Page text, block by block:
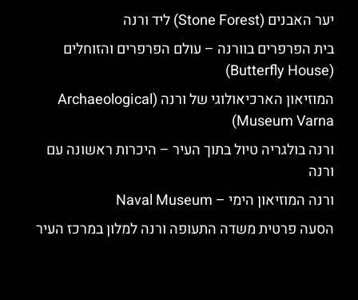
יער האבנים (Stone Forest) ליד ורנה
בית הפרפרים בוורנה – עולם הפרפרים והזוחלים
(Butterfly House)
המוזיאון הארכיאולוגי של ורנה (Archaeological
Museum Varna)
ורנה בולגריה טיול בתוך העיר – היכרות ראשונה עם
ורנה
ורנה המוזיאון הימי – Naval Museum
הסעה פרטית משדה התעופה ורנה למלון במרכז העיר